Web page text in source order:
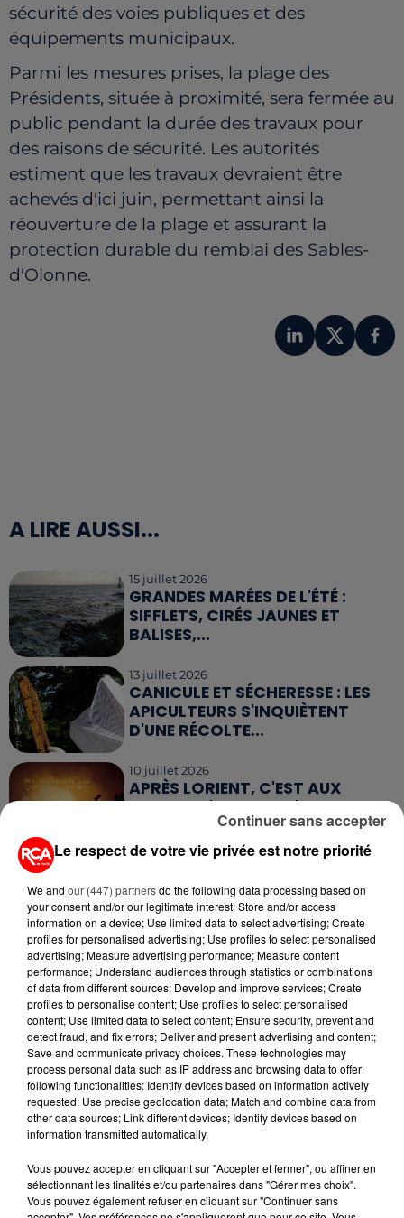
sécurité des voies publiques et des
équipements municipaux.
Parmi les mesures prises, la plage des
Présidents, située à proximité, sera fermée au
public pendant la durée des travaux pour
des raisons de sécurité. Les autorités
estiment que les travaux devraient être
achevés d'ici juin, permettant ainsi la
réouverture de la plage et assurant la
protection durable du remblai des Sables-
d'Olonne.
A LIRE AUSSI...
15 juillet 2026
GRANDES MARÉES DE L'ÉTÉ :
SIFFLETS, CIRÉS JAUNES ET
BALISES,...
13 juillet 2026
CANICULE ET SÉCHERESSE : LES
APICULTEURS S'INQUIÈTENT
D'UNE RÉCOLTE...
10 juillet 2026
APRÈS LORIENT, C'EST AUX
SABLES-D'OLONNE D'ACCUEILLIR
LE PLUS GRAND...
CANICULE : UNE PLUIE
D'ANNULATIONS POUR LES FEUX
D'ARTIFICE DU...
9 juillet 2026
CANICULE : LE GRAND OUEST
VIRE AU ROUGE, 9
DÉPARTEMENTS EN ALERTE...
6 juillet 2026
LE GRAND OUEST BASCULE À
NOUVEAU SOUS UNE CHALEUR
ÉTOUFFANTE
Le respect de votre vie privée est notre priorité
We and our (447) partnersdo the following data processing based on
your consent and/or our legitimate interest: Store and/or access
information on a device; Use limited data to select advertising; Create
profiles for personalised advertising; Use profiles to select personalised
advertising; Measure advertising performance; Measure content
performance; Understand audiences through statistics or combinations
of data from different sources; Develop and improve services; Create
profiles to personalise content; Use profiles to select personalised
content; Use limited data to select content; Ensure security, prevent and
detect fraud, and fix errors; Deliver and present advertising and content;
Save and communicate privacy choices. These technologies may
process personal data such as IP address and browsing data to offer
following functionalities: Identify devices based on information actively
requested; Use precise geolocation data; Match and combine data from
other data sources; Link different devices; Identify devices based on
information transmitted automatically.
Vous pouvez accepter en cliquant sur "Accepter et fermer", ou affiner en
sélectionnant les finalités et/ou partenaires dans "Gérer mes choix".
Vous pouvez également refuser en cliquant sur "Continuer sans
Continuer sans accepter